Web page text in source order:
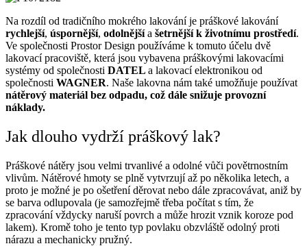
Na rozdíl od tradičního mokrého lakování je práškové lakování
rychlejší, úspornější, odolnějšía šetrnější k životnímu prostředí.
Ve společnosti Prostor Design používáme k tomuto účelu dvě
lakovací pracoviště, která jsou vybavena práškovými lakovacími
systémy od společnosti DATEL a lakovací elektronikou od
společnosti WAGNER. Naše lakovna nám také umožňuje používat
nátěrový materiál bez odpadu, což dále snižuje provozní
náklady.
Jak dlouho vydrží práškový lak?
Práškové nátěry jsou velmi trvanlivé a odolné vůči povětrnostním
vlivům. Nátěrové hmoty se plně vytvrzují až po několika letech, a
proto je možné je po ošetřeníděrovat nebo dále zpracovávat, aniž by
se barva odlupovala (je samozřejmě třeba počítat s tím, že
zpracování vždycky naruší povrch a může hrozit vznik koroze pod
lakem). Kromě toho je tento typ povlaku obzvláště odolný proti
nárazu a mechanicky pružný.